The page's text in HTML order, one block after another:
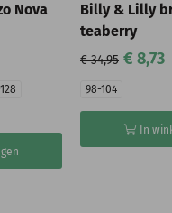
Nova
Billy & Lilly
teaberry
€ 34,95 € 8,73
98-104
In